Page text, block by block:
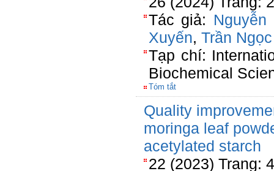
Tác giả: Nguyễn
Xuyến, Trần
Tạp chí:
Biochemical
Tóm tắt
Quality
moringa leaf
acetylated starch
22 (2023) Trang: